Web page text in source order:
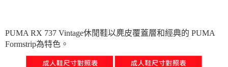
PUMA RX 737 Vintage休閒鞋以麂皮覆蓋層和經典的 PUMA
Formstrip為特色。